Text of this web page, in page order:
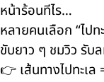
หน้าร้อนทีไร…
หลายคนเลือก “ไปท
ขับยาว ๆ ชมวิว รับ
👉 เส้นทางไปทะเล